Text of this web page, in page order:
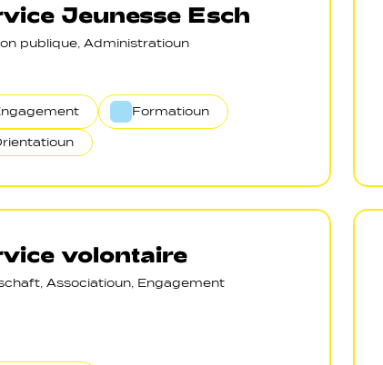
Jeunesse Esch
publique, Administratioun
Formatioun
volontaire
Associatioun, Engagement